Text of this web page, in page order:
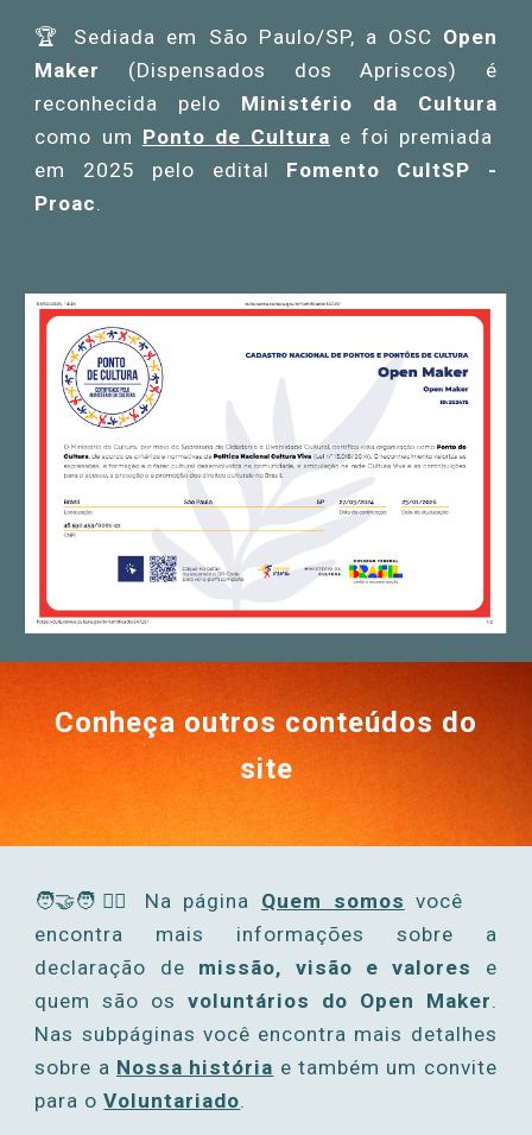
🏆 Sediada em São Paulo/SP, a OSC Open
Maker
(Dispensados dos Apriscos) é
reconhecida pelo Ministério da Cultura
como um Ponto de Cultura e foi premiada
em 2025 pelo edital Fomento CultSP -
Proac.
Conheça outros conteúdos do
site
🧑‍🤝‍🧑🙋‍♂️ Na página Quem somos você
encontra mais informações sobre a
declaração de missão, visão e valores
e
quem são os voluntários do Open Maker.
Nas subpáginas você encontra mais detalhes
sobre a Nossa história e também um convite
para oVoluntariado.